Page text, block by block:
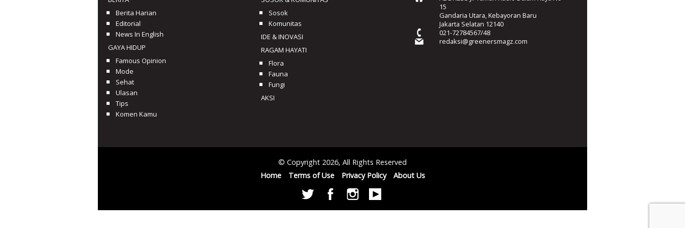
Berita Harian
Editorial
News In English
GAYA HIDUP
Famous Opinion
Mode
Sehat
Ulasan
Tips
Komen Kamu
Sosok
Komunitas
IDE & INOVASI
RAGAM HAYATI
Flora
Fauna
Fungi
AKSI
15
Gandaria Utara, Kebayoran Baru
Jakarta Selatan 12140
021-72784567/48
redaksi@greenersmagz.com
© Copyright 2026, All Rights Reserved
Home
Terms of Use Privacy Policy About Us